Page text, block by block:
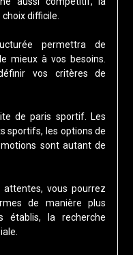
difficile.
permettra de
mieux à vos besoins.
vos critères de
de paris sportif. Les
sportifs, les options de
sont autant de
vous pourrez
de manière plus
établis, la recherche